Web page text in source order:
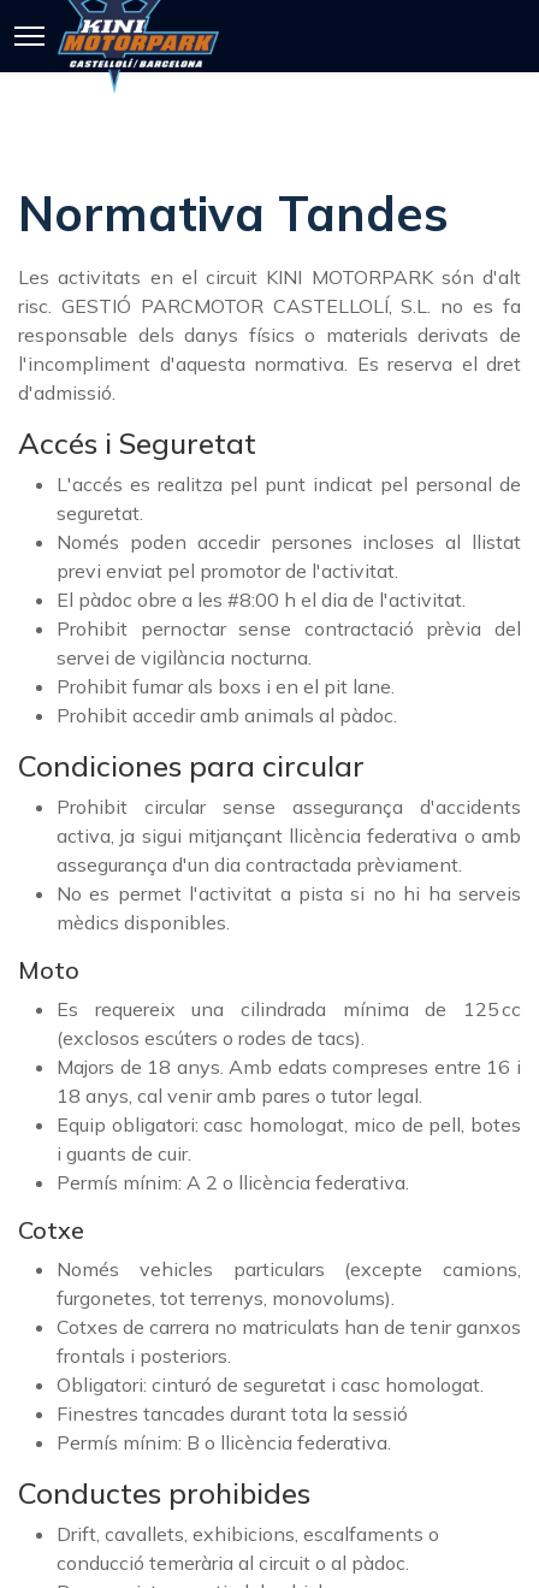
Normativa Tandes
Les activitats en el circuit KINI MOTORPARK són d'alt
risc. GESTIÓ PARCMOTOR CASTELLOLÍ, S.L. no es fa
responsable dels danys físics o materials derivats de
l'incompliment d'aquesta normativa. Es reserva el dret
d'admissió.
Accés i Seguretat
L'accés es realitza pel punt indicat pel personal de
seguretat.
Només poden accedir persones incloses al llistat
previ enviat pel promotor de l'activitat.
El pàdoc obre a les #8:00 h el dia de l'activitat.
Prohibit pernoctar sense contractació prèvia del
servei de vigilància nocturna.
Prohibit fumar als boxs i en el pit lane.
Prohibit accedir amb animals al pàdoc.
Condiciones para circular
Prohibit circular sense assegurança d'accidents
activa, ja sigui mitjançant llicència federativa o amb
assegurança d'un dia contractada prèviament.
No es permet l'activitat a pista si no hi ha serveis
mèdics disponibles.
Moto
Es requereix una cilindrada mínima de 125 cc
(exclosos escúters o rodes de tacs).
Majors de 18 anys. Amb edats compreses entre 16 i
18 anys, cal venir amb pares o tutor legal.
Equip obligatori: casc homologat, mico de pell, botes
i guants de cuir.
Permís mínim: A 2 o llicència federativa.
Cotxe
Només vehicles particulars (excepte camions,
furgonetes, tot terrenys, monovolums).
Cotxes de carrera no matriculats han de tenir ganxos
frontals i posteriors.
Obligatori: cinturó de seguretat i casc homologat.
Finestres tancades durant tota la sessió
Permís mínim: B o llicència federativa.
Conductes prohibides
Drift, cavallets, exhibicions, escalfaments o
conducció temerària al circuit o al pàdoc.